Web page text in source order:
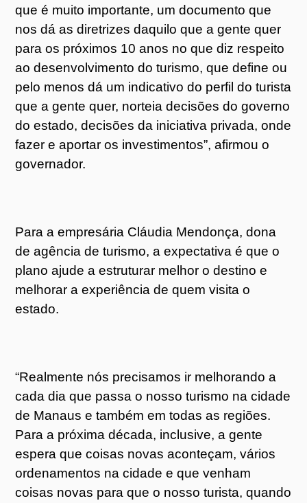
que é muito importante, um documento que
nos dá as diretrizes daquilo que a gente quer
para os próximos 10 anos no que diz respeito
ao desenvolvimento do turismo, que define ou
pelo menos dá um indicativo do perfil do turista
que a gente quer, norteia decisões do governo
do estado, decisões da iniciativa privada, onde
fazer e aportar os investimentos”, afirmou o
governador.
Para a empresária Cláudia Mendonça, dona
de agência de turismo, a expectativa é que o
plano ajude a estruturar melhor o destino e
melhorar a experiência de quem visita o
estado.
“Realmente nós precisamos ir melhorando a
cada dia que passa o nosso turismo na cidade
de Manaus e também em todas as regiões.
Para a próxima década, inclusive, a gente
espera que coisas novas aconteçam, vários
ordenamentos na cidade e que venham
coisas novas para que o nosso turista, quando